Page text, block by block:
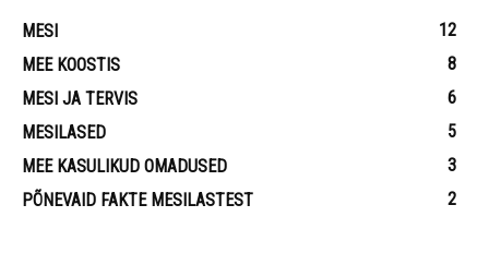
MESI
12
MEE KOOSTIS
8
MESI JA TERVIS
6
MESILASED
5
MEE KASULIKUD OMADUSED
3
PÕNEVAID FAKTE MESILASTEST
2